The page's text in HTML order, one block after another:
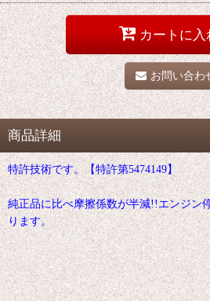
カートに入
お問い合わ
商品詳細
特許技術です。【特許第5474149】
純正品に比べ摩擦係数が半減!!エンジン
ります。